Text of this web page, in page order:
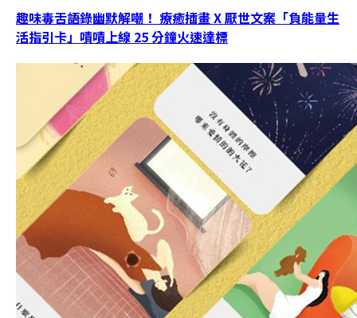
趣味毒舌語錄幽默解嘲！ 療癒插畫 X 厭世文案「負能量生
活指引卡」嘖嘖上線 25 分鐘火速達標